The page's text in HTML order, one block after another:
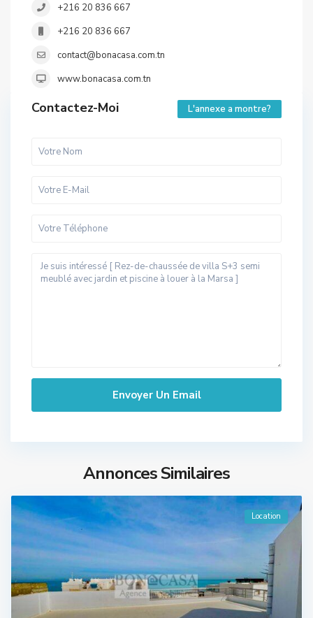
+216 20 836 667
+216 20 836 667
contact@bonacasa.com.tn
www.bonacasa.com.tn
Contactez-Moi L'annexe a montre?
Annonces Similaires
Location